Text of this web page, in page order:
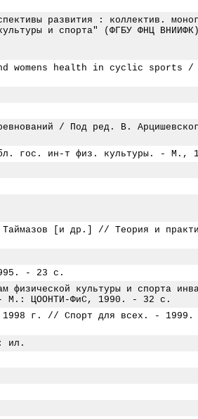
развития : коллектив.
и спорта" (ФГБУ ФНЦ
and womens health in cyclic sports
/ Под ред. В.
гос. ин-т физ. культуры. - М.,
[и др.] // Теория и
- 23 с.
физической культуры и спорта
- М.: ЦООНТИ-ФиС, 1990. - 32 с.
1998 г. // Спорт для всех. -
ил.